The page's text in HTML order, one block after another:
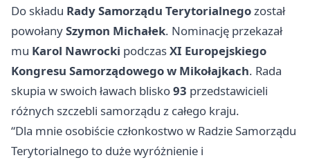
Do składu Rady Samorządu Terytorialnegozostał
powołanySzymon Michałek. Nominację przekazał
mu Karol Nawrocki podczasXI Europejskiego
Kongresu Samorządowego w Mikołajkach. Rada
skupia w swoich ławach blisko93 przedstawicieli
różnych szczebli samorządu z całego kraju.
“Dla mnie osobiście członkostwo w Radzie Samorządu
Terytorialnego to duże wyróżnienie i